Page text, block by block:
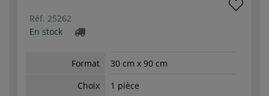
Réf. 25262
En stock
Format
30 cm x 90 cm
Choix
1 pièce